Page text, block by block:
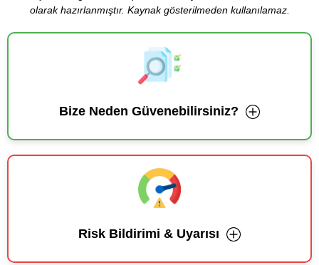
olarak hazırlanmıştır. Kaynak gösterilmeden kullanılamaz.
Bize Neden Güvenebilirsiniz?
Risk Bildirimi & Uyarısı